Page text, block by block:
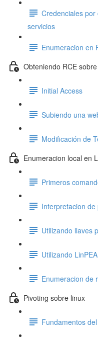
Credenciales
servicios
Enumeracion en
Obteniendo RCE
Initial Access
Subiendo una
Modificación de
Enumeracion local en
Primeros
Interpretacion
Utilizando llaves
Utilizando
Enumeracion de
Pivoting sobre linux
Fundamentos